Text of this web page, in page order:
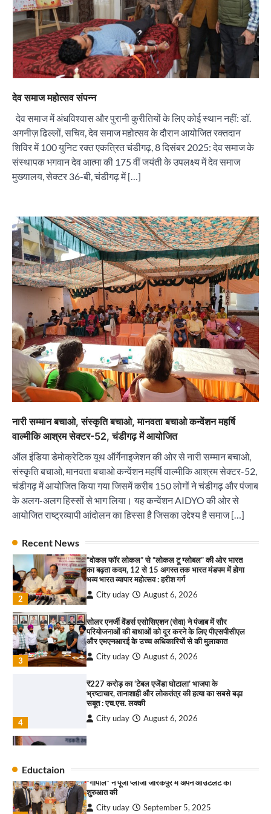
देव समाज महोत्सव संपन्न
देव समाज में अंधविश्वास और पुरानी कुरीतियों के लिए कोई स्थान नहीं: डॉ.
अगनीज़ ढिल्लों, सचिव, देव समाज महोत्सव के दौरान आयोजित रक्तदान
शिविर में 100 युनिट रक्त एकत्रित चंडीगढ़, 8 दिसंबर 2025: देव समाज के
संस्थापक भगवान देव आत्मा की 175 वीं जयंती के उपलक्ष्य में देव समाज
मुख्यालय, सेक्टर 36-बी, चंडीगढ़ में […]
नारी सम्मान बचाओ, संस्कृति बचाओ, मानवता बचाओ कन्वेंशन महर्षि
वाल्मीकि आश्रम सेक्टर-52, चंडीगढ़ में आयोजित
ऑल इंडिया डेमोक्रेटिक यूथ ऑर्गेनाइजेशन की ओर से नारी सम्मान बचाओ,
संस्कृति बचाओ, मानवता बचाओ कन्वेंशन महर्षि वाल्मीकि आश्रम सेक्टर-52,
चंडीगढ़ में आयोजित किया गया जिसमें करीब 150 लोगों ने चंडीगढ़ और पंजाब
के अलग-अलग हिस्सों से भाग लिया। यह कन्वेंशन AIDYO की ओर से
आयोजित राष्ट्रव्यापी आंदोलन का हिस्सा है जिसका उद्देश्य है समाज […]
Recent News
2
“वोकल फॉर लोकल” से “लोकल टू ग्लोबल” की ओर भारत
का बढ़ता कदम, 12 से 15 अगस्त तक भारत मंडपम में होगा
भव्य भारत व्यापार महोत्सव : हरीश गर्ग
City uday August 6, 2026
सोलर एनर्जी वेंडर्स एसोसिएशन (सेवा) ने पंजाब में सौर
परियोजनाओं की बाधाओं को दूर करने के लिए पीएसपीसीएल
और एमएनआरई के उच्च अधिकारियों से की मुलाकात
4
₹227 करोड़ का ‘टेबल एजेंडा घोटाला’ भाजपा के
भ्रष्टाचार, तानाशाही और लोकतंत्र की हत्या का सबसे बड़ा
सबूत : एच.एस. लक्की
City uday August 6, 2026
इंडियन नेशनल थियेटर द्वारा 9 अगस्त को होगा ‘वर्षा ऋतु
संगीत संध्या 2026’ का आयोजन
2
“वोकल फॉर लोकल” से “लोकल टू ग्लोबल” की ओर भारत
का बढ़ता कदम, 12 से 15 अगस्त तक भारत मंडपम में होगा
भव्य भारत व्यापार महोत्सव : हरीश गर्ग
City uday August 6, 2026
3
सोलर एनर्जी वेंडर्स एसोसिएशन (सेवा) ने पंजाब में सौर
परियोजनाओं की बाधाओं को दूर करने के लिए पीएसपीसीएल
और एमएनआरई के उच्च अधिकारियों से की मुलाकात
City uday August 6, 2026
4
₹227 करोड़ का ‘टेबल एजेंडा घोटाला’ भाजपा के
भ्रष्टाचार, तानाशाही और लोकतंत्र की हत्या का सबसे बड़ा
सबूत : एच.एस. लक्की
City uday August 6, 2026
1
“वोकल फॉर लोकल” से “लोकल टू ग्लोबल” की ओर भारत
Eductaion
2
पारस हेल्थ पंचकूला ने ‘तिरंगा यात्रा 2025’ का हरियाणा से
आयाम
City uday August 13, 2025
3
सरकारी आदर्श उच्च विद्यालय, सैक्टर 34-सी, चण्डीगढ़ में
कार्यक्रम आयोजित
City uday August 6, 2025
राहुल गाँधी ने खाई है वैश्विक मंच पर भारत को कमजोर करने
की कसम: देवशाली
City uday August 6, 2025
“गोपाल” ने पूजा प्लाजा जीरकपुर में अपने आउटलेट की
शुरुआत की
City uday September 5, 2025